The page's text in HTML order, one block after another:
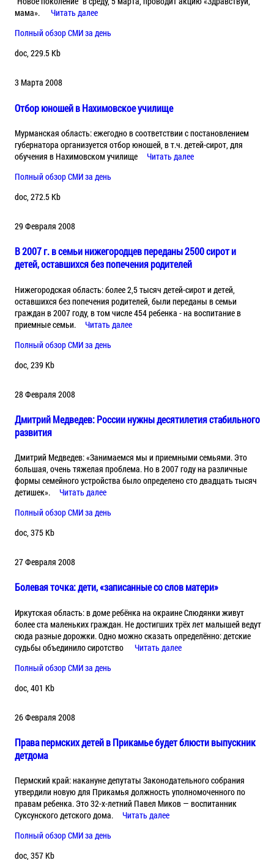
мама».
Читать далее
Полный обзор СМИ за день
doc, 229.5 Kb
3 Марта 2008
Отбор юношей в Нахимовское училище
Мурманская область: ежегодно в соответствии с постановлением
губернатора организуется отбор юношей, в т.ч. детей-сирот, для
обучения в Нахимовском училище
Читать далее
Полный обзор СМИ за день
doc, 272.5 Kb
29 Февраля 2008
В 2007 г. в семьи нижегородцев переданы 2500 сирот и
детей, оставшихся без попечения родителей
Нижегородская область: более 2,5 тысяч детей-сирот и детей,
оставшихся без попечения родителей, были переданы в семьи
граждан в 2007 году, в том числе 454 ребенка - на воспитание в
приемные семьи.
Читать далее
Полный обзор СМИ за день
doc, 239 Kb
28 Февраля 2008
Дмитрий Медведев: России нужны десятилетия стабильного
развития
Дмитрий Медведев: «Занимаемся мы и приемными семьями. Это
большая, очень тяжелая проблема. Но в 2007 году на различные
формы семейного устройства было определено сто двадцать тысяч
детишек».
Читать далее
Полный обзор СМИ за день
doc, 375 Kb
27 Февраля 2008
Болевая точка: дети, «записанные со слов матери»
Иркутская область: в доме ребёнка на окраине Слюдянки живут
более ста маленьких граждан. Не достигших трёх лет малышей ведут
сюда разные дорожки. Одно можно сказать определённо: детские
судьбы объединило сиротство
Читать далее
Полный обзор СМИ за день
doc, 401 Kb
26 Февраля 2008
Права пермских детей в Прикамье будет блюсти выпускник
детдома
Пермский край: накануне депутаты Законодательного собрания
утвердили новую для Прикамья должность уполномоченного по
правам ребенка. Это 32-х-летний Павел Миков — воспитанник
Суксунского детского дома.
Читать далее
Полный обзор СМИ за день
doc, 357 Kb